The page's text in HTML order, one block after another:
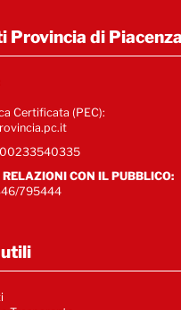
Provincia di Piacenza
Certificata (PEC):
00233540335
RELAZIONI CON IL PUBBLICO:
795444